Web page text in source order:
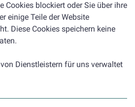
Cookies blockiert oder Sie über ihre
einige Teile der Website
Diese Cookies speichern keine
Dienstleistern für uns verwaltet